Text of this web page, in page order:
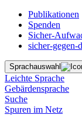
Publikationen
Spenden
Sicher-
sicher-gegen-
Sprachauswahl
Leichte Sprache
Gebärdensprache
Suche
Spuren im Netz